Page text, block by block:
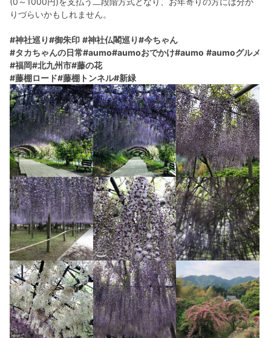
りづらいかもしれません。
#神社巡り#御朱印 #神社仏閣巡り#今ちゃん
#タカちゃんの日常#aumo#aumoおでかけ#aumo #aumoグルメ
#福岡#北九州市#藤の花
#藤棚ロード#藤棚トンネル#新緑